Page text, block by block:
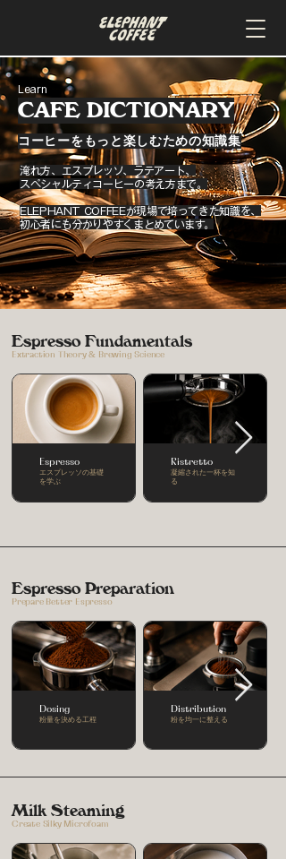
CAFE DICTIONARY
淹れ方、エスプレッソ、ラテアート、
スペシャルティコーヒーの考え方まで。
ELEPHANT COFFEEが現場で培ってきた知識を、
初心者にも分かりやすくまとめています。
Learn
コーヒーをもっと楽しむための知識集
Espresso Fundamentals
Extraction Theory & Brewing Science
Espresso
エスプレッソの基礎
を学ぶ
Ristretto
凝縮された一杯を知
る
Espresso Preparation
Prepare Better Espresso
Dosing
粉量を決める工程
Distribution
粉を均一に整える
Milk Steaming
Create Silky Microfoam